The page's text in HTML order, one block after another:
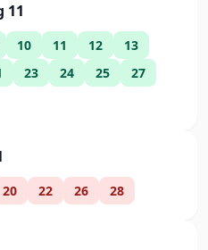
11
10 11 12
13
23 24 25
27
20 22 26 28